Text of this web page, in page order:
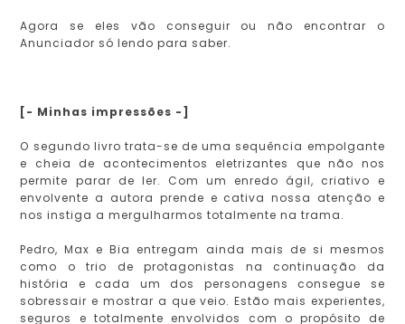
Agora se eles vão conseguir ou não encontrar o
Anunciador só lendo para saber.
[- Minhas impressões -]
O segundo livro trata-se de uma sequência empolgante
e cheia de acontecimentos eletrizantes que não nos
permite parar de ler. Com um enredo ágil, criativo e
envolvente a autora prende e cativa nossa atenção e
nos instiga a mergulharmos totalmente na trama.
Pedro, Max e Bia entregam ainda mais de si mesmos
como o trio de protagonistas na continuação da
história e cada um dos personagens consegue se
sobressair e mostrar a que veio. Estão mais experientes,
seguros e totalmente envolvidos com o propósito de